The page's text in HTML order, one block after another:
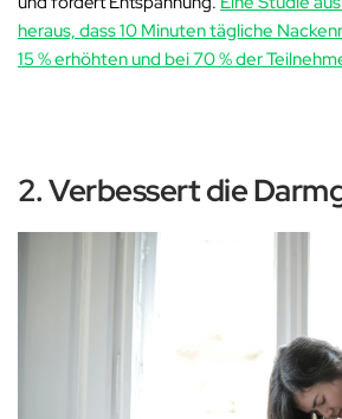
heraus, dass 10 Minuten tägliche
15 % erhöhten und bei 70 % der
2. Verbessert die